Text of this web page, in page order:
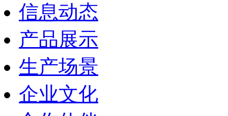
信息动态
产品展示
生产场景
企业文化